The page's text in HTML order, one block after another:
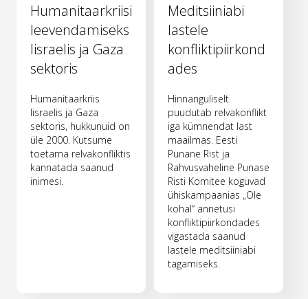
Humanitaarkriisi
leevendamiseks
Iisraelis ja Gaza
sektoris
Humanitaarkriis
Iisraelis ja Gaza
sektoris, hukkunuid on
üle 2000. Kutsume
toetama relvakonfliktis
kannatada saanud
inimesi.
Meditsiiniabi
lastele
konfliktipiirkond
ades
Hinnanguliselt
puudutab relvakonflikt
iga kümnendat last
maailmas. Eesti
Punane Rist ja
Rahvusvaheline Punase
Risti Komitee koguvad
ühiskampaanias „Ole
kohal“ annetusi
konfliktipiirkondades
vigastada saanud
lastele meditsiiniabi
tagamiseks.